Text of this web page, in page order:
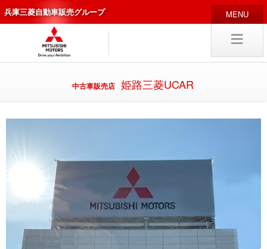
兵庫三菱自動車販売グループ
HOME 販売店
新車 中古車
採用情報
試乗予約 入庫予約
中古車販売店 姫路三菱UCAR